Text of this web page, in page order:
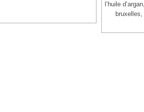
l’huile